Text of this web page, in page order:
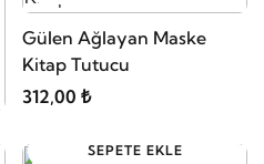
Gülen Ağlayan Maske
Kitap Tutucu
312,00 ₺
SEPETE EKLE